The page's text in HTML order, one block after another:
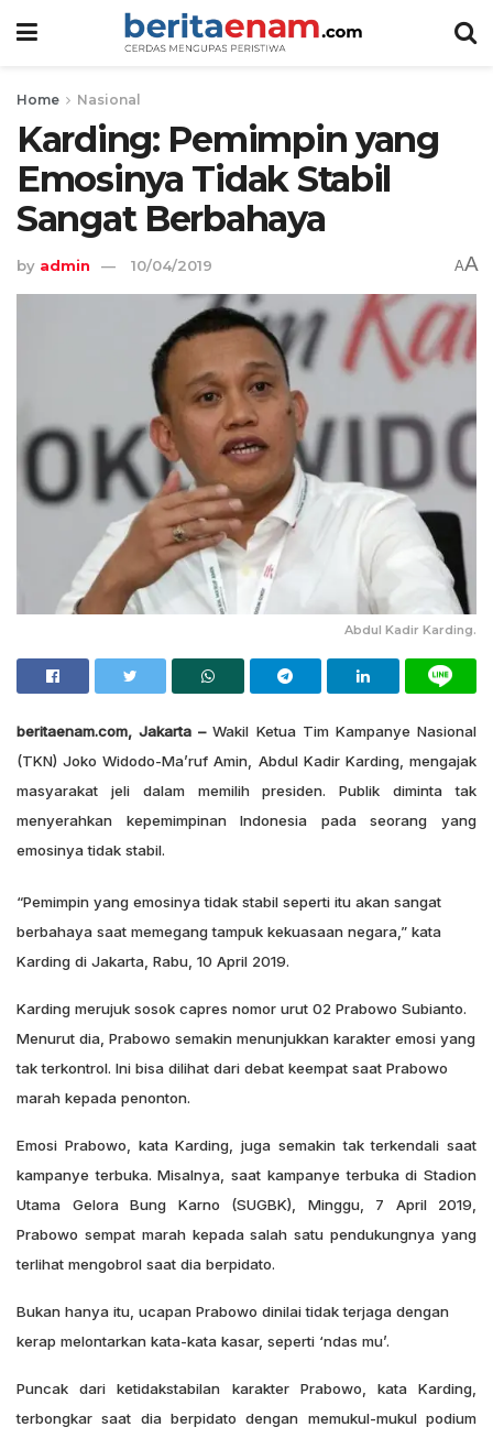
Home Nasional
Karding: Pemimpin yang
Emosinya Tidak Stabil
Sangat Berbahaya
by admin 10/04/2019 AA
Abdul Kadir Karding.
beritaenam.com, Jakarta –Wakil Ketua Tim Kampanye Nasional
(TKN) Joko Widodo-Ma’ruf Amin, Abdul Kadir Karding, mengajak
masyarakat jeli dalam memilih presiden. Publik diminta tak
menyerahkan kepemimpinan Indonesia pada seorang yang
emosinya tidak stabil.
“Pemimpin yang emosinya tidak stabil seperti itu akan sangat
berbahaya saat memegang tampuk kekuasaan negara,” kata
Karding di Jakarta, Rabu, 10 April 2019.
Karding merujuk sosok capres nomor urut 02 Prabowo Subianto.
Menurut dia, Prabowo semakin menunjukkan karakter emosi yang
tak terkontrol. Ini bisa dilihat dari debat keempat saat Prabowo
marah kepada penonton.
Emosi Prabowo, kata Karding, juga semakin tak terkendali saat
kampanye terbuka. Misalnya, saat kampanye terbuka di Stadion
Utama Gelora Bung Karno (SUGBK), Minggu, 7 April 2019,
Prabowo sempat marah kepada salah satu pendukungnya yang
terlihat mengobrol saat dia berpidato.
Bukan hanya itu, ucapan Prabowo dinilai tidak terjaga dengan
kerap melontarkan kata-kata kasar, seperti ‘ndas mu’.
Puncak dari ketidakstabilan karakter Prabowo, kata Karding,
terbongkar saat dia berpidato dengan memukul-mukul podium